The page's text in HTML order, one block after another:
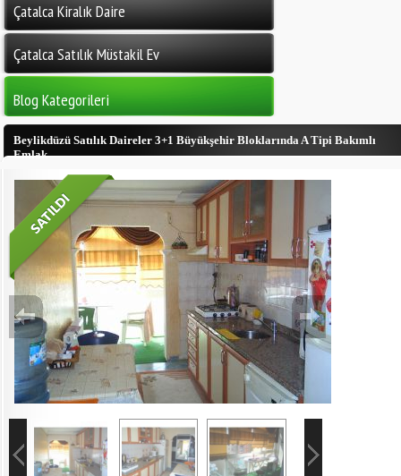
Çatalca Kiralık Daire
Çatalca Satılık Müstakil Ev
Blog Kategorileri
Beylikdüzü Satılık Daireler 3+1 Büyükşehir Bloklarında A Tipi Bakımlı
Emlak